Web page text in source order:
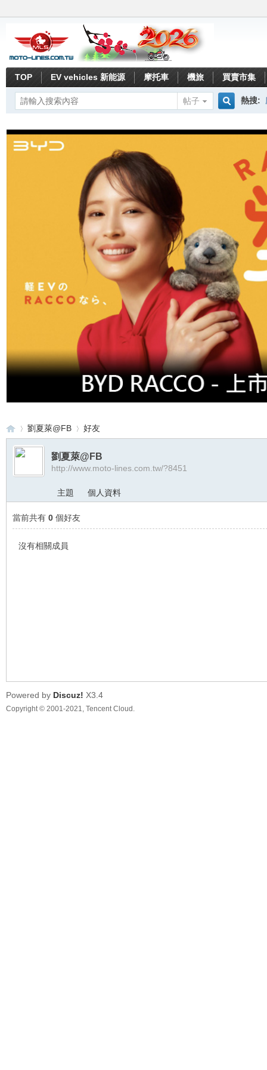
TOP EV vehicles 新能源 摩托車 機旅 買賣市集
帖子
熱搜:
›
劉夏萊@FB 好友
劉夏萊@FB
http://www.moto-lines.com.tw/?8451
主題 個人資料
當前共有 0 個好友
沒有相關成員
Powered by Discuz! X3.4
Copyright © 2001-2021, Tencent Cloud.